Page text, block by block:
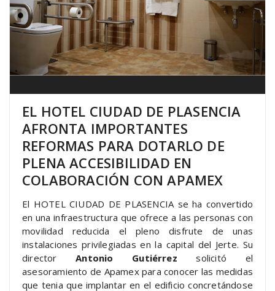
EL HOTEL CIUDAD DE PLASENCIA
AFRONTA IMPORTANTES
REFORMAS PARA DOTARLO DE
PLENA ACCESIBILIDAD EN
COLABORACIÓN CON APAMEX
El HOTEL CIUDAD DE PLASENCIA se ha convertido
en una infraestructura que ofrece a las personas con
movilidad reducida el pleno disfrute de unas
instalaciones privilegiadas en la capital del Jerte. Su
directorAntonio Gutiérrez solicitó el
asesoramiento de Apamex para conocer las medidas
que tenia que implantar en el edificio concretándose